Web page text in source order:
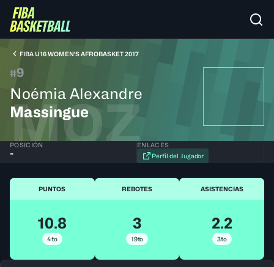
FIBA U16 WOMEN'S AFROBASKET 2017
#9
Noémia Alexandre
Massingue
MOZ
POSICIÓN
-
ENLACES
Perfil del Jugador
PUNTOS
10.8
4to
REBOTES
3
19to
ASISTENCIAS
2.2
3to